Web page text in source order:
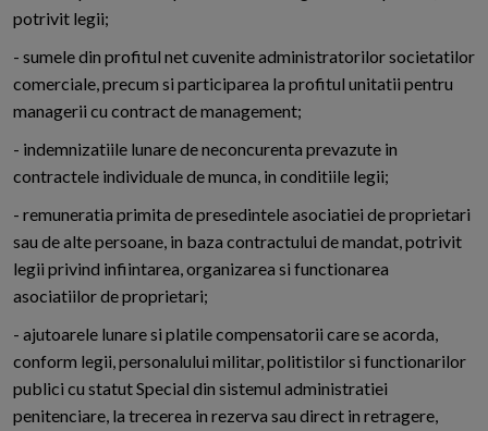
potrivit legii;
- sumele din profitul net cuvenite administratorilor societatilor
comerciale, precum si participarea la profitul unitatii pentru
managerii cu contract de management;
- indemnizatiile lunare de neconcurenta prevazute in
contractele individuale de munca, in conditiile legii;
- remuneratia primita de presedintele asociatiei de proprietari
sau de alte persoane, in baza contractului de mandat, potrivit
legii privind infiintarea, organizarea si functionarea
asociatiilor de proprietari;
- ajutoarele lunare si platile compensatorii care se acorda,
conform legii, personalului militar, politistilor si functionarilor
publici cu statut Special din sistemul administratiei
penitenciare, la trecerea in rezerva sau direct in retragere,